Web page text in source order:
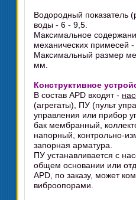
Водородный показатель
воды - 6 - 9,5.
Максимальное
механических примесей -
Максимальный размер
мм.
Конструктивное
В состав APD входят -
(агрегаты), ПУ (пульт
управления или прибор
бак мембранный,
напорный, контрольно-
запорная арматура.
ПУ устанавливается с
общем основании или
APD, по заказу, может
виброопорами.